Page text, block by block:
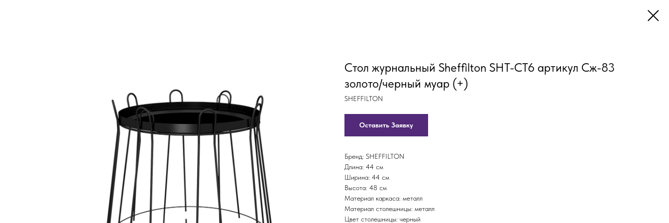
Стол журнальный Sheffilton SHT-CT6 артикул Сж-83
золото/черный муар (+)
SHEFFILTON
Оставить Заявку
Бренд: SHEFFILTON
Длина: 44 см
Ширина: 44 см
Высота: 48 см
Материал каркаса: металл
Материал столешницы: металл
Цвет столешницы: черный